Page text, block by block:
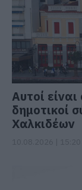
Αυτοί
δημοτικοί
Χαλκιδέων